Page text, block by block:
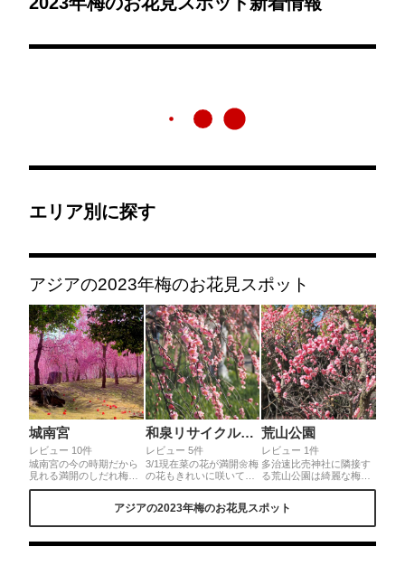
エリア別に探す
アジアの2023年梅のお花見スポット
城南宮
レビュー 10件
城南宮の今の時期だから
見れる満開のしだれ梅と
落ち椿の饗宴。本当にキ
動。『源氏物語の花の
守り神城南宮を堪能しま
和泉リサイクル環境公園
レビュー 5件
3/1現在菜の花が満開🌼梅
の花もきれいに咲いてい
ます✨濃い、淡いピンク
も素敵ですよ💕入場無料
♪平日の方が混まないの
荒山公園
レビュー 1件
多治速比売神社に隣接す
る荒山公園は綺麗な梅が
見れることで有名です。
が咲くそうで３月現在、
場あり🚗
アジアの2023年梅のお花見スポット